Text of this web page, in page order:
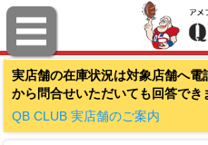
実店舗の在庫状況は対象店舗へ
から問合せいただいても回答でき
QB CLUB 実店舗のご案内
ファナティクス（Fanatics）
アウトドアキャップ（Outdoor
スポルディング（SPALDING）